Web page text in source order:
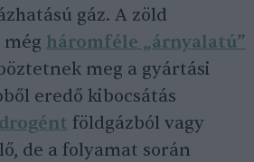
gáz. A zöld
háromféle „árnyalatú”
meg a gyártási
eredő kibocsátás
földgázból vagy
de a folyamat során